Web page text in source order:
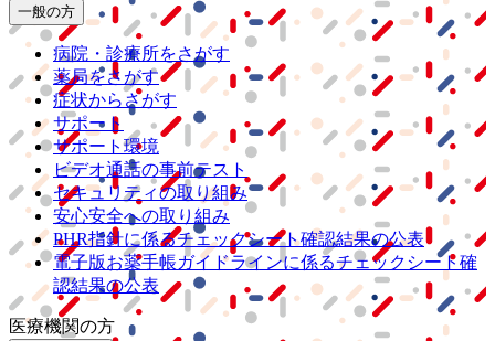
一般の方
病院・診療所をさがす
薬局をさがす
症状からさがす
サポート
サポート環境
ビデオ通話の事前テスト
セキュリティの取り組み
安心安全への取り組み
PHR指針に係るチェックシート確認結果の公表
電子版お薬手帳ガイドラインに係るチェックシート確
認結果の公表
医療機関の方